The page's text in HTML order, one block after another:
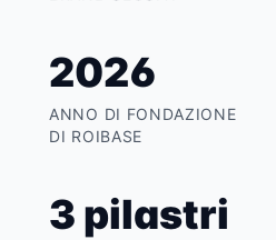
2026
ANNO DI FONDAZIONE
DI ROIBASE
3 pilastri